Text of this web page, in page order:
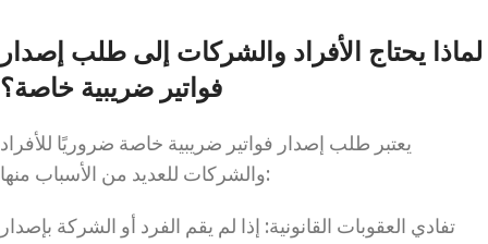
لماذا يحتاج الأفراد والشركات إلى طلب إصدار
فواتير ضريبية خاصة؟
يعتبر طلب إصدار فواتير ضريبية خاصة ضروريًا للأفراد
والشركات للعديد من الأسباب منها:
تفادي العقوبات القانونية: إذا لم يقم الفرد أو الشركة بإصدار